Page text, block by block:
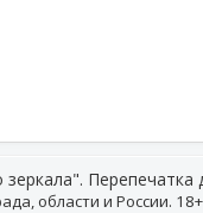
области и России. 18+